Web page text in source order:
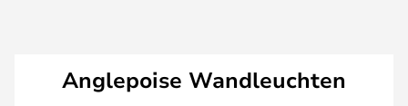
Anglepoise Wandleuchten